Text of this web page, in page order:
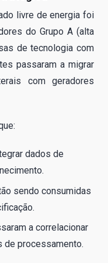
livre de energia foi
do Grupo A (alta
de tecnologia com
passaram a migrar
com geradores
dados de
sendo consumidas
a correlacionar
de processamento.